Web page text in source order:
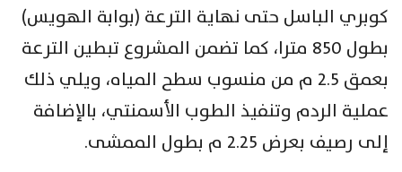
كوبري الباسل حتى نهاية الترعة (بوابة الهويس)
بطول 850 مترا، كما تضمن المشروع تبطين الترعة
بعمق 2.5 م من منسوب سطح المياه، ويلي ذلك
عملية الردم وتنفيذ الطوب الأسمنتي، بالإضافة
إلى رصيف بعرض 2.25 م بطول الممشى.